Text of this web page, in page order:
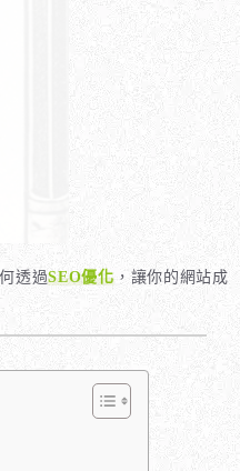
透過SEO優化，讓你的網站成